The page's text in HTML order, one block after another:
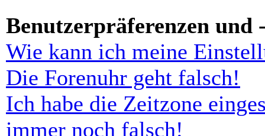
Benutzerpräferenzen und
Wie kann ich meine
Die Forenuhr geht falsch!
Ich habe die Zeitzone
immer noch falsch!